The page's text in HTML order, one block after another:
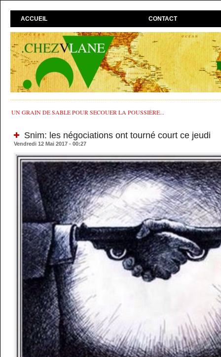
ACCUEIL CONTACT
UN GRAIN DE SABLE POUR SECOUER LA POUSSIÈRE...
Snim: les négociations ont tourné court ce jeudi
Vendredi 12 Mai 2017 - 00:27